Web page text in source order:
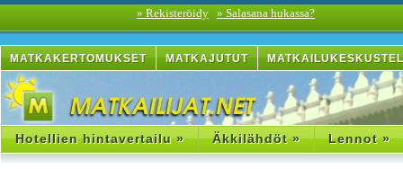
» Rekisteröidy » Salasana hukassa?
MATKAKERTOMUKSET MATKAJUTUT
Hotellien hintavertailu » Äkkilähdöt » Lennot »